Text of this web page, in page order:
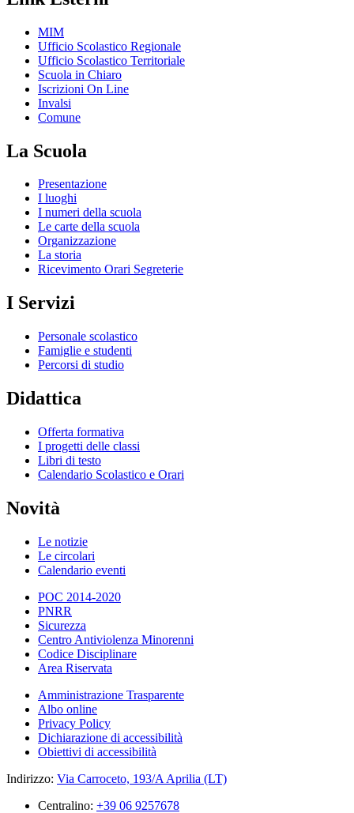
MIM
Ufficio Scolastico Regionale
Ufficio Scolastico Territoriale
Scuola in Chiaro
Iscrizioni On Line
Invalsi
Comune
La Scuola
Presentazione
I luoghi
I numeri della scuola
Le carte della scuola
Organizzazione
La storia
Ricevimento Orari Segreterie
I Servizi
Personale scolastico
Famiglie e studenti
Percorsi di studio
Didattica
Offerta formativa
I progetti delle classi
Libri di testo
Calendario Scolastico e Orari
Novità
Le notizie
Le circolari
Calendario eventi
POC 2014-2020
PNRR
Sicurezza
Centro Antiviolenza Minorenni
Codice Disciplinare
Area Riservata
Amministrazione Trasparente
Albo online
Privacy Policy
Dichiarazione di accessibilità
Obiettivi di accessibilità
Indirizzo: Via Carroceto, 193/A Aprilia (LT)
Centralino: +39 06 9257678